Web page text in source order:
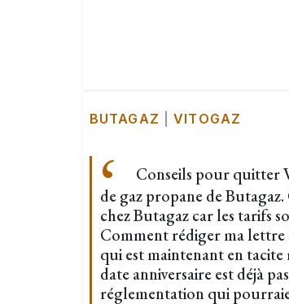
BUTAGAZ |VITOGAZ
Conseils pour quitter
de gaz propane de
chez Butagaz car les tarifs
Comment rédiger ma
qui est maintenant en
date anniversaire est déjà
réglementation qui